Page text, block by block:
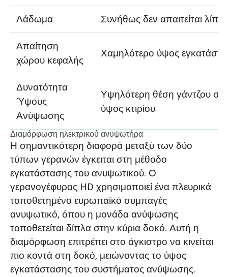
Λάδωμα
Συνήθως δεν απαιτείται
Απαίτηση
χώρου κεφαλής
Χαμηλότερο ύψος
Δυνατότητα
Ύψους
Ανύψωσης
Υψηλότερη θέση γάντζου στο
ύψος κτιρίου
Διαμόρφωση ηλεκτρικού ανυψωτήρα
Η σημαντικότερη διαφορά μεταξύ των δύο
τύπων γερανών έγκειται στη μέθοδο
εγκατάστασης του ανυψωτικού. Ο
γερανογέφυρας HD χρησιμοποιεί ένα πλευρικά
τοποθετημένο ευρωπαϊκό συμπαγές
ανυψωτικό, όπου η μονάδα ανύψωσης
τοποθετείται δίπλα στην κύρια δοκό. Αυτή η
διαμόρφωση επιτρέπει στο άγκιστρο να κινείται
πιο κοντά στη δοκό, μειώνοντας το ύψος
εγκατάστασης του συστήματος ανύψωσης.